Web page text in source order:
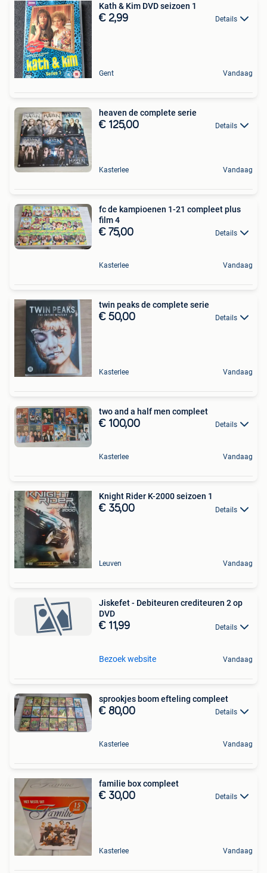
Kath & Kim DVD seizoen 1
€ 2,99 Details
Gent Vandaag
heaven de complete serie
€ 125,00 Details
Kasterlee Vandaag
fc de kampioenen 1-21 compleet plus
film 4
€ 75,00 Details
Kasterlee Vandaag
twin peaks de complete serie
€ 50,00 Details
Kasterlee Vandaag
two and a half men compleet
€ 100,00 Details
Kasterlee Vandaag
Knight Rider K-2000 seizoen 1
€ 35,00 Details
Leuven Vandaag
Jiskefet - Debiteuren crediteuren 2 op
DVD
€ 11,99 Details
Bezoek website Vandaag
sprookjes boom efteling compleet
€ 80,00 Details
Kasterlee Vandaag
familie box compleet
€ 30,00 Details
Kasterlee Vandaag